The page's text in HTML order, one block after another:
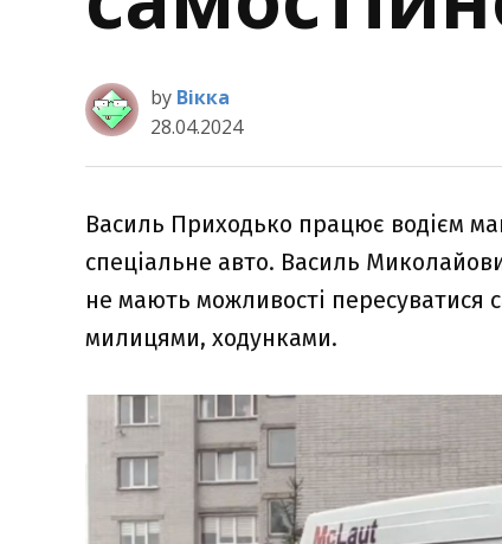
by Вікка
28.04.2024
Василь Приходько працює водієм
спеціальне авто. Василь
не мають можливості пересуватися
милицями, ходунками.